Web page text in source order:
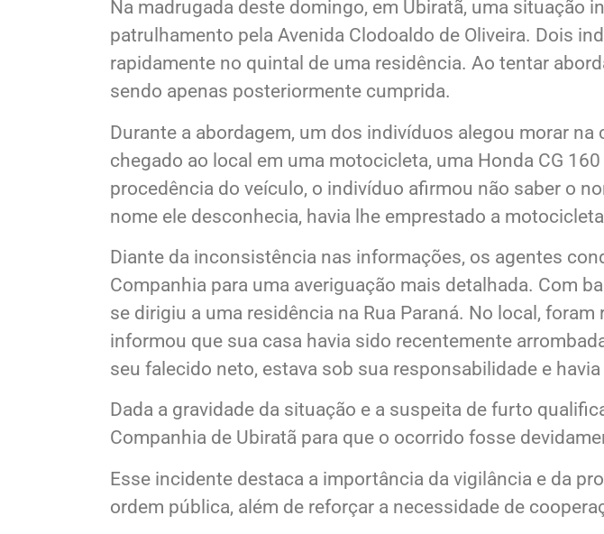
11°
Na madrugada deste domingo, em Ubiratã, uma situação
patrulhamento pela Avenida Clodoaldo de Oliveira. Dois
rapidamente no quintal de uma residência. Ao tentar
sendo apenas posteriormente cumprida.
Durante a abordagem, um dos indivíduos alegou morar
chegado ao local em uma motocicleta, uma Honda CG
procedência do veículo, o indivíduo afirmou não saber o
nome ele desconhecia, havia lhe emprestado a
Diante da inconsistência nas informações, os agentes
Companhia para uma averiguação mais detalhada. Com
se dirigiu a uma residência na Rua Paraná. No local,
informou que sua casa havia sido recentemente
seu falecido neto, estava sob sua responsabilidade e
Dada a gravidade da situação e a suspeita de furto
Companhia de Ubiratã para que o ocorrido fosse
Esse incidente destaca a importância da vigilância e da